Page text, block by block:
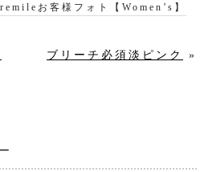
remileお客様フォト【Women’s】
ブリーチ必須淡ピンク »